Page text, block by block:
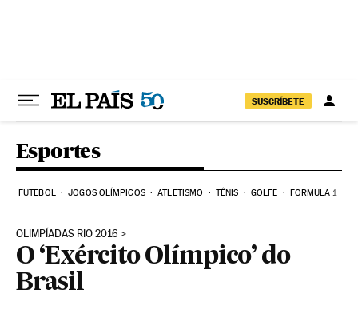
SUSCRÍBETE
Esportes
FUTEBOL JOGOS OLÍMPICOS ATLETISMO TÊNIS GOLFE FORMULA 1
OLIMPÍADAS RIO 2016
O ‘Exército Olímpico’ do
Brasil